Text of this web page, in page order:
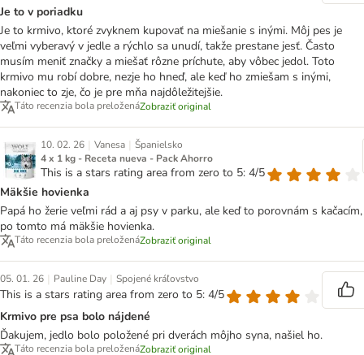
Je to v poriadku
Je to krmivo, ktoré zvyknem kupovať na miešanie s inými. Môj pes je
veľmi vyberavý v jedle a rýchlo sa unudí, takže prestane jesť. Často
musím meniť značky a miešať rôzne príchute, aby vôbec jedol. Toto
krmivo mu robí dobre, nezje ho hneď, ale keď ho zmiešam s inými,
nakoniec to zje, čo je pre mňa najdôležitejšie.
Táto recenzia bola preloženáZobraziť original
10. 02. 26 | Vanesa | Španielsko
4 x 1 kg - Receta nueva - Pack Ahorro
This is a stars rating area from zero to 5: 4/5
Mäkšie hovienka
Papá ho žerie veľmi rád a aj psy v parku, ale keď to porovnám s kačacím,
po tomto má mäkšie hovienka.
Táto recenzia bola preloženáZobraziť original
05. 01. 26 | Pauline Day | Spojené kráľovstvo
This is a stars rating area from zero to 5: 4/5
Krmivo pre psa bolo nájdené
Ďakujem, jedlo bolo položené pri dverách môjho syna, našiel ho.
Táto recenzia bola preloženáZobraziť original